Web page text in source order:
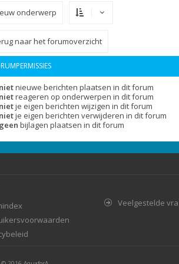
onderwerp
naar het forumoverzicht
nieuwe berichten plaatsen in dit forum
reageren op onderwerpen in dit forum
je eigen berichten wijzigen in dit forum
je eigen berichten verwijderen in dit forum
bijlagen plaatsen in dit forum
Veelgestelde